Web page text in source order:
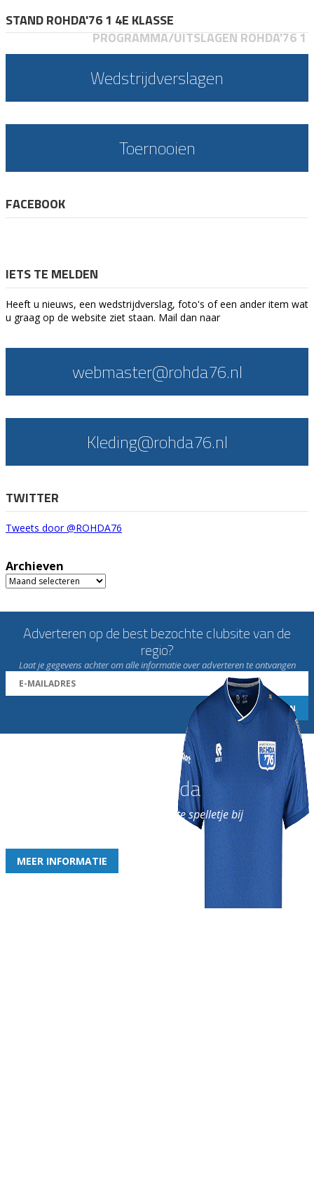
STAND ROHDA'76 1 4E KLASSE
PROGRAMMA/UITSLAGEN ROHDA'76 1
Wedstrijdverslagen
Toernooien
FACEBOOK
IETS TE MELDEN
Heeft u nieuws, een wedstrijdverslag, foto's of een ander item wat
u graag op de website ziet staan. Mail dan naar
webmaster@rohda76.nl
Kleding@rohda76.nl
TWITTER
Tweets door @ROHDA76
Archieven
Archieven
Adverteren op de best bezochte clubsite van de
regio?
Laat je gegevens achter om alle informatie over adverteren te ontvangen
Word nu lid van Rohda
en geniet iedere week van het leukste spelletje bij
MEER INFORMATIE